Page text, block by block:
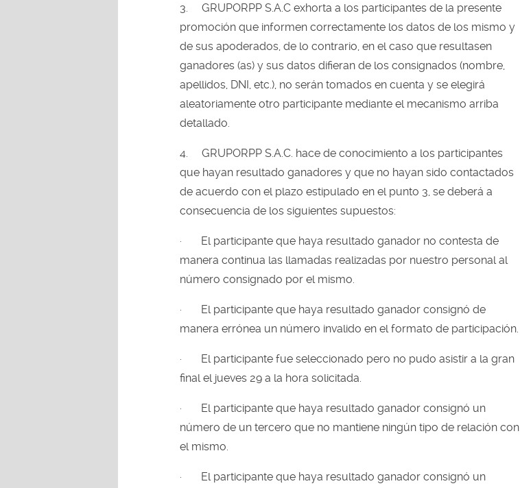
3. GRUPORPP S.A.C exhorta a los participantes de la presente
promoción que informen correctamente los datos de los mismo y
de sus apoderados, de lo contrario, en el caso que resultasen
ganadores (as) y sus datos difieran de los consignados (nombre,
apellidos, DNI, etc.), no serán tomados en cuenta y se elegirá
aleatoriamente otro participante mediante el mecanismo arriba
detallado.
4. GRUPORPP S.A.C. hace de conocimiento a los participantes
que hayan resultado ganadores y que no hayan sido contactados
de acuerdo con el plazo estipulado en el punto 3, se deberá a
consecuencia de los siguientes supuestos:
· El participante que haya resultado ganador no contesta de
manera continua las llamadas realizadas por nuestro personal al
número consignado por el mismo.
· El participante que haya resultado ganador consignó de
manera errónea un número invalido en el formato de participación.
· El participante fue seleccionado pero no pudo asistir a la gran
final el jueves 29 a la hora solicitada.
· El participante que haya resultado ganador consignó un
número de un tercero que no mantiene ningún tipo de relación con
el mismo.
· El participante que haya resultado ganador consignó un